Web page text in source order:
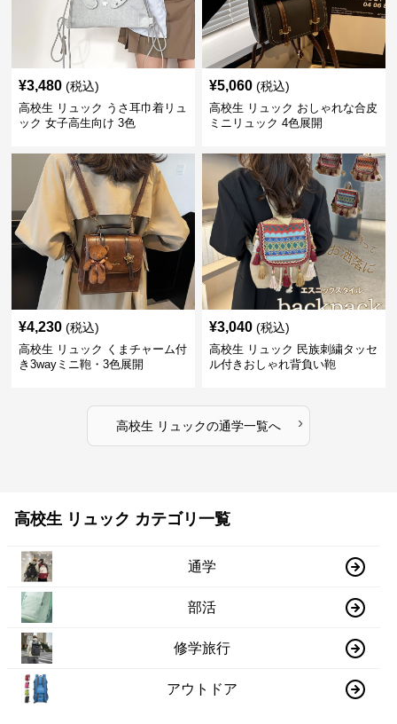
¥3,480 (税込)
高校生 リュック うさ耳巾着リュ
ック 女子高生向け 3色
¥5,060 (税込)
高校生 リュック おしゃれな合皮
ミニリュック 4色展開
¥4,230 (税込)
高校生 リュック くまチャーム付
き3wayミニ鞄・3色展開
¥3,040 (税込)
高校生 リュック 民族刺繍タッセ
ル付きおしゃれ背負い鞄
高校生 リュックの通学一覧へ ›
高校生 リュック カテゴリ一覧
通学
部活
修学旅行
アウトドア